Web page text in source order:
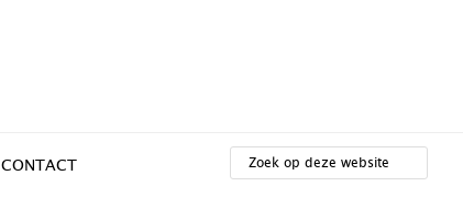
CONTACT
OP
DEZE